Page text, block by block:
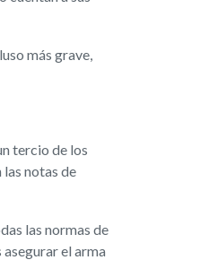
más grave,
tercio de los
las notas de
las normas de
el arma